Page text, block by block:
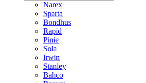
Narex
Sparta
Bondhus
Rapid
Pinie
Sola
Irwin
Stanley
Bahco